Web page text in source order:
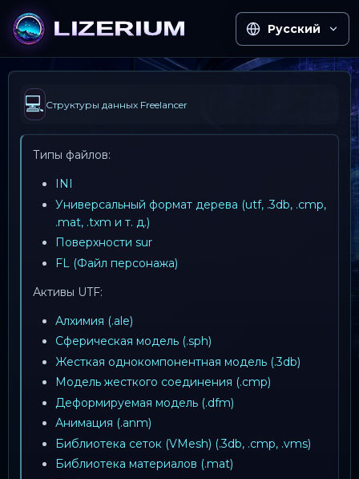
Русский
💻 Структуры данных Freelancer
Типы файлов:
INI
Универсальный формат дерева (utf, .3db, .cmp,
.mat, .txm и т. д.)
Поверхности sur
FL (Файл персонажа)
Активы UTF:
Алхимия (.ale)
Сферическая модель (.sph)
Жесткая однокомпонентная модель (.3db)
Модель жесткого соединения (.cmp)
Деформируемая модель (.dfm)
Анимация (.anm)
Библиотека сеток (VMesh) (.3db, .cmp, .vms)
Библиотека материалов (.mat)